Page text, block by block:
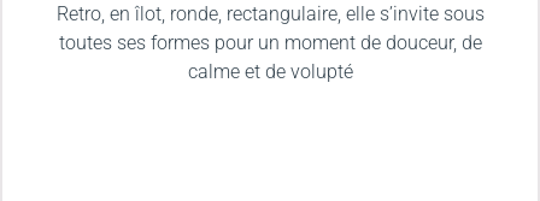
Retro, en îlot, ronde, rectangulaire, elle s’invite sous
toutes ses formes pour un moment de douceur, de
calme et de volupté